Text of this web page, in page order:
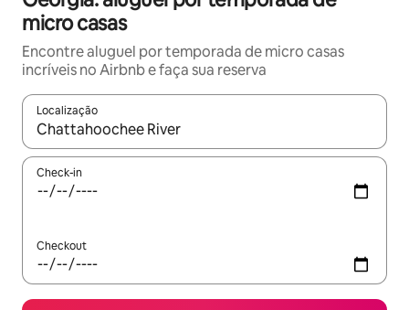
micro casas
Encontre aluguel por temporada de micro casas
incríveis no Airbnb e faça sua reserva
Localização
Quando os resultados estiverem disponíveis, explore-os
Check-in
Checkout